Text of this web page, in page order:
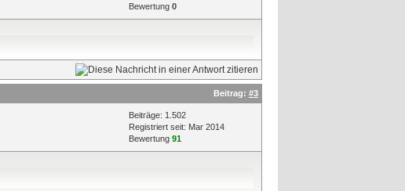
Bewertung 0
Beitrag: #3
Beiträge: 1.502
Registriert seit: Mar 2014
Bewertung 91